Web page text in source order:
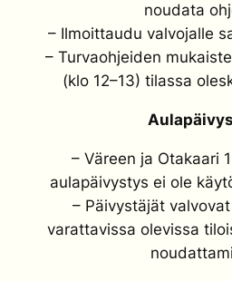
noudata
– Ilmoittaudu valvojalle
– Turvaohjeiden
(klo 12–13) tilassa
– Väreen ja Otakaari
aulapäivystys ei ole
– Päivystäjät
varattavissa olevissa